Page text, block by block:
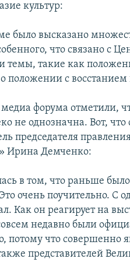
культур:
было высказано
что связано с
темы, такие как
положении с восстанием
форума отметили,
не однозначна. Вот,
председателя
Ирина Демченко:
в том, что раньше
очень поучительно. С
Как он реагирует на
недавно были
потому что совершенно
представителей